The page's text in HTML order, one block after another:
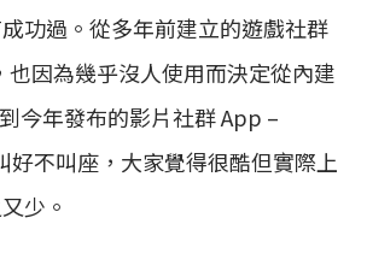
功過。從多年前建立的遊戲社群
也因為幾乎沒人使用而決定從內建
今年發布的影片社群 App –
好不叫座，大家覺得很酷但實際上
少。